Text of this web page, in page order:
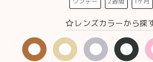
レンズカラーから探